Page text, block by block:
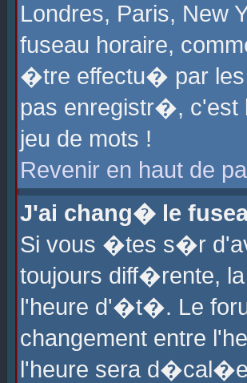
Londres, Paris, New
fuseau horaire,
�tre effectu� par
pas enregistr�, c'est
jeu de mots !
Revenir en haut de
J'ai chang� le
Si vous �tes s�r
toujours diff�rente,
l'heure d'�t�. Le
changement entre
l'heure sera